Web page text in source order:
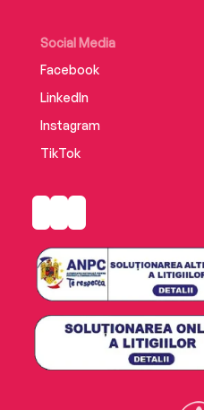
Social Media
Facebook
LinkedIn
Instagram
TikTok